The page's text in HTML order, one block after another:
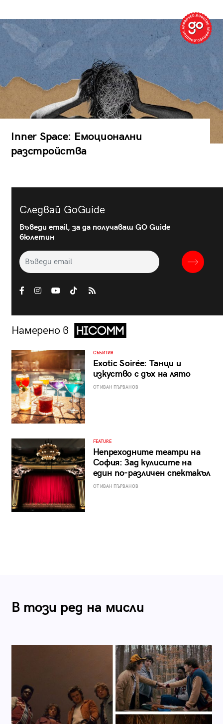
Inner Space: Емоционални
разстройства
Следвай GoGuide
Въведи email, за да получаваш GO Guide
бюлетин
Намерено в
СЪБИТИЯ
Exotic Soirée: Танци и
изкуство с дъх на лято
ОТ ИВАН ПЪРВАНОВ
FEATURE
Непреходните театри на
София: Зад кулисите на
един по-различен спектакъл
ОТ ИВАН ПЪРВАНОВ
В този ред на мисли